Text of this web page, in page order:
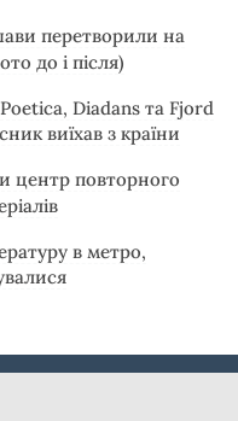
перетворили на
до і після)
Diadans та Fjord
виїхав з країни
центр повторного
в метро,